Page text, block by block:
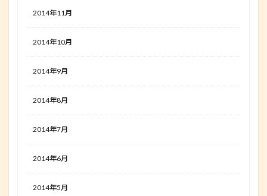
2014年11月
2014年10月
2014年9月
2014年8月
2014年7月
2014年6月
2014年5月